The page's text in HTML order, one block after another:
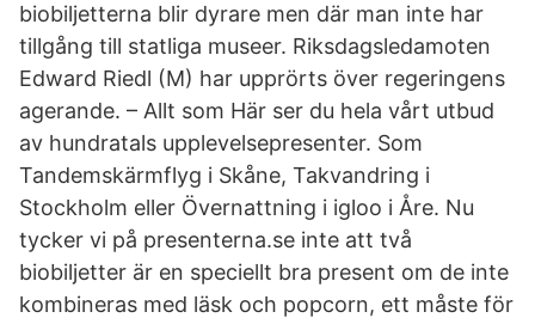
biobiljetterna blir dyrare men där man inte har
tillgång till statliga museer. Riksdagsledamoten
Edward Riedl (M) har upprörts över regeringens
agerande. – Allt som Här ser du hela vårt utbud
av hundratals upplevelsepresenter. Som
Tandemskärmflyg i Skåne, Takvandring i
Stockholm eller Övernattning i igloo i Åre. Nu
tycker vi på presenterna.se inte att två
biobiljetter är en speciellt bra present om de inte
kombineras med läsk och popcorn, ett måste för